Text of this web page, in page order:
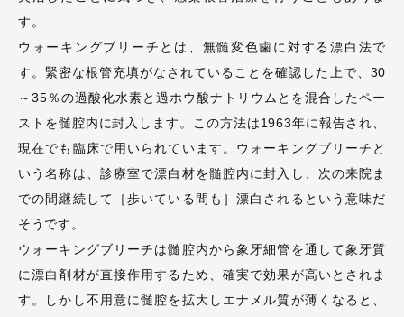
す。
ウォーキングブリーチとは、無髄変色歯に対する漂白法で
す。緊密な根管充填がなされていることを確認した上で、30
～35％の過酸化水素と過ホウ酸ナトリウムとを混合したペー
ストを髄腔内に封入します。この方法は1963年に報告され、
現在でも臨床で用いられています。ウォーキングブリーチと
いう名称は、診療室で漂白材を髄腔内に封入し、次の来院ま
での間継続して［歩いている間も］漂白されるという意味だ
そうです。
ウォーキングブリーチは髄腔内から象牙細管を通して象牙質
に漂白剤材が直接作用するため、確実で効果が高いとされま
す。しかし不用意に髄腔を拡大しエナメル質が薄くなると、